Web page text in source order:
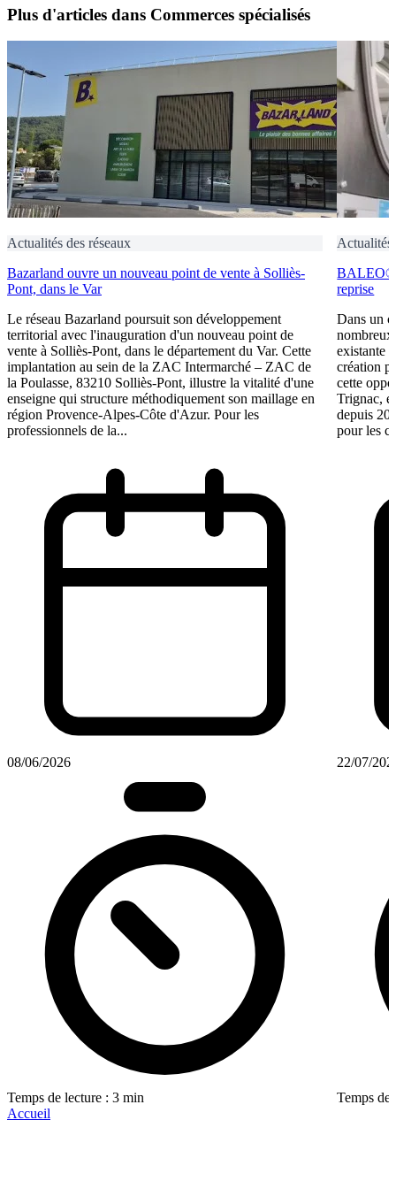
Plus d'articles dans Commerces spécialisés
Actualités des réseaux
Bazarland ouvre un nouveau point de vente à Solliès-
Pont, dans le Var
Le réseau Bazarland poursuit son développement
territorial avec l'inauguration d'un nouveau point de
vente à Solliès-Pont, dans le département du Var. Cette
implantation au sein de la ZAC Intermarché – ZAC de
la Poulasse, 83210 Solliès-Pont, illustre la vitalité d'une
enseigne qui structure méthodiquement son maillage en
région Provence-Alpes-Côte d'Azur. Pour les
professionnels de la...
08/06/2026
Temps de lecture : 3 min
Actualités
BALEO®
reprise
Dans un
nombreux
existante
création
cette
Trignac,
depuis
pour les
22/07/
Temps de
Accueil